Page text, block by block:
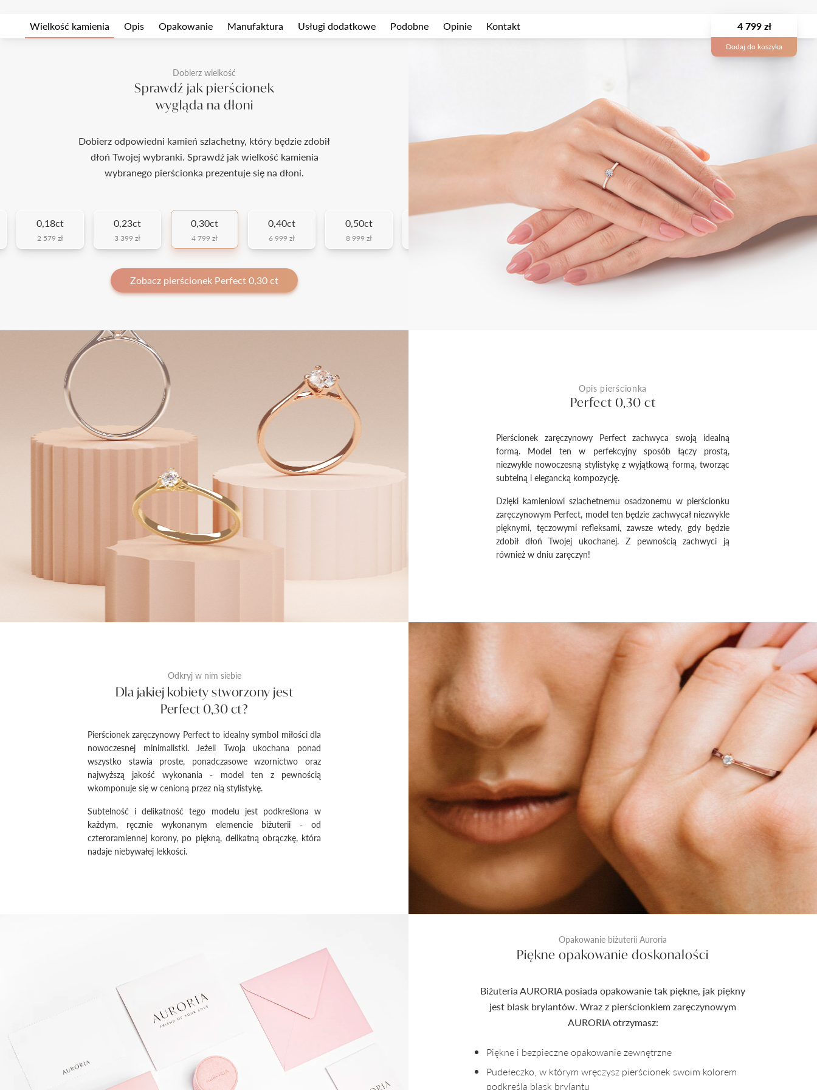
Wielkość kamienia Opis Opakowanie Manufaktura Usługi dodatkowe Podobne Opinie Kontakt 4 799 zł
Dodaj do koszyka
Dobierz wielkość
Sprawdź jak pierścionek
wygląda na dłoni
Dobierz odpowiedni kamień szlachetny, który będzie zdobił
dłoń Twojej wybranki. Sprawdź jak wielkość kamienia
wybranego pierścionka prezentuje się na dłoni.
0,18ct
2 579 zł
0,23ct
3 399 zł
0,30ct
4 799 zł
0,40ct
6 999 zł
0,50ct
8 999 zł
1ct
30 999 zł
Zobacz pierścionek Perfect 0,30 ct
Opis pierścionka
Perfect 0,30 ct
Pierścionek zaręczynowy Perfect zachwyca swoją idealną
formą. Model ten w perfekcyjny sposób łączy prostą,
niezwykle nowoczesną stylistykę z wyjątkową formą, tworząc
subtelną i elegancką kompozycję.
Dzięki kamieniowi szlachetnemu osadzonemu w pierścionku
zaręczynowym Perfect, model ten będzie zachwycał niezwykle
pięknymi, tęczowymi refleksami, zawsze wtedy, gdy będzie
zdobił dłoń Twojej ukochanej. Z pewnością zachwyci ją
również w dniu zaręczyn!
Odkryj w nim siebie
Dla jakiej kobiety stworzony jest
Perfect 0,30 ct?
Pierścionek zaręczynowy Perfect to idealny symbol miłości dla
nowoczesnej minimalistki. Jeżeli Twoja ukochana ponad
wszystko stawia proste, ponadczasowe wzornictwo oraz
najwyższą jakość wykonania - model ten z pewnością
wkomponuje się w cenioną przez nią stylistykę.
Subtelność i delikatność tego modelu jest podkreślona w
każdym, ręcznie wykonanym elemencie biżuterii - od
czteroramiennej korony, po piękną, delikatną obrączkę, która
nadaje niebywałej lekkości.
Opakowanie biżuterii Auroria
Piękne opakowanie doskonałości
Biżuteria AURORIA posiada opakowanie tak piękne, jak piękny
jest blask brylantów. Wraz z pierścionkiem zaręczynowym
AURORIA otrzymasz:
Piękne i bezpieczne opakowanie zewnętrzne
Pudełeczko, w którym wręczysz pierścionek swoim kolorem
podkreśla blask brylantu